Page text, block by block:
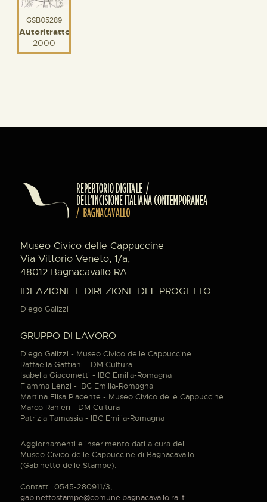
GSB05289
Autoritratto
2000
Museo Civico delle Cappuccine
Via Vittorio Veneto, 1/a,
48012 Bagnacavallo RA
IDEAZIONE E DIREZIONE DEL PROGETTO
Diego Galizzi
GRUPPO DI LAVORO
Diego Galizzi - Museo Civico delle Cappuccine
Raffaella Gattiani - DM Cultura
Isabella Giacometti - IBC Emilia-Romagna
Fiamma Lenzi - IBC Emilia-Romagna
Martina Elisa Piacente - Museo Civico delle Cappuccine
Marco Ranieri - DM Cultura
Patrizia Tamassia - IBC Emilia-Romagna
Aggiornamenti e inserimento dati a cura del
Museo Civico delle Cappuccine di Bagnacavallo
(Gabinetto delle Stampe).
Contatti: 0545-280911/3;
gabinettostampe@comune.bagnacavallo.ra.it